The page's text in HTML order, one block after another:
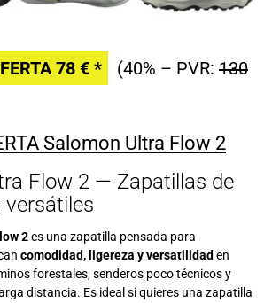
78 € * (40% – PVR: 130
Salomon Ultra Flow 2
Flow 2 — Zapatillas de
2es una zapatilla pensada para
comodidad, ligereza y versatilidad en
forestales, senderos poco técnicos y
distancia. Es ideal si quieres una zapatilla